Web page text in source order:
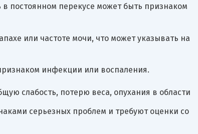
постоянном перекусе может быть признаком
или частоте мочи, что может указывать на
инфекции или воспаления.
слабость, потерю веса, опухания в области
серьезных проблем и требуют оценки со